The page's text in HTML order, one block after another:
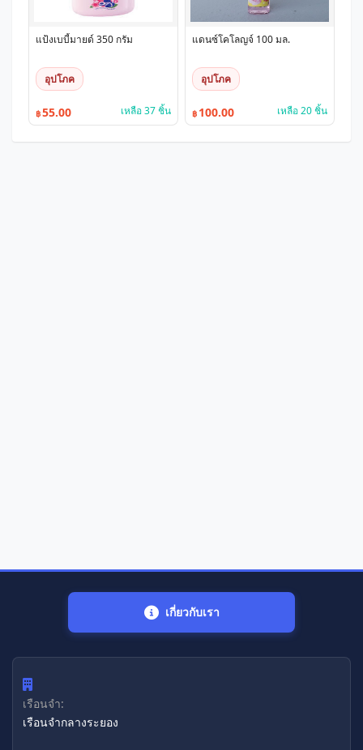
แป้งเบบี้มายด์ 350 กรัม
อุปโภค
฿55.00 เหลือ 37 ชิ้น
แดนซ์โคโลญจ์ 100 มล.
อุปโภค
฿ 100.00 เหลือ 20 ชิ้น
เกี่ยวกับเรา
เรือนจำ:
เรือนจํากลางระยอง